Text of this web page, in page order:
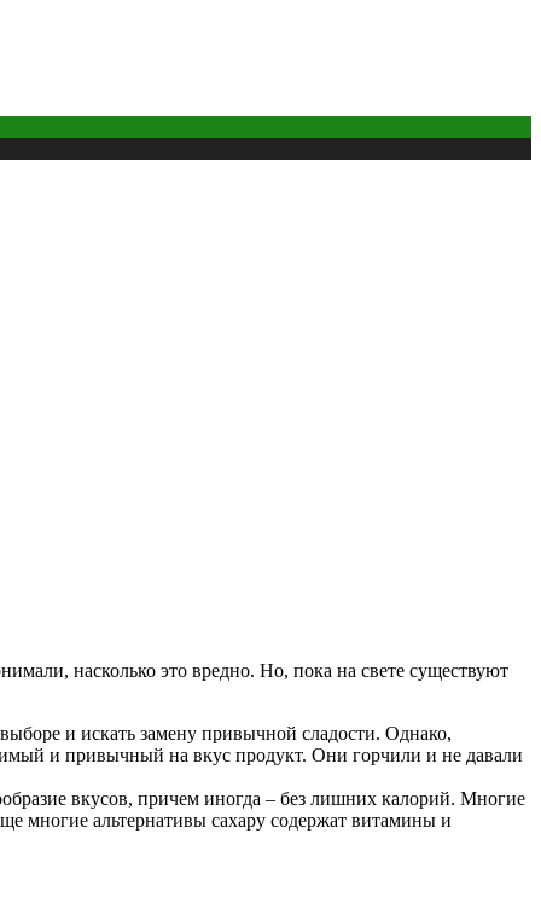
насколько это вредно. Но, пока на свете существуют
и искать замену привычной сладости. Однако,
и привычный на вкус продукт. Они горчили и не давали
вкусов, причем иногда – без лишних калорий. Многие
многие альтернативы сахару содержат витамины и